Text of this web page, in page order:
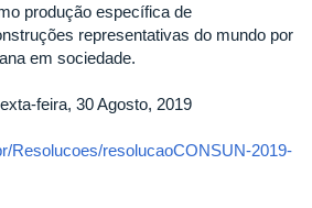
produção específica de
representativas do mundo por
em sociedade.
feira, 30 Agosto, 2019
Resolucoes/resolucaoCONSUN-2019-